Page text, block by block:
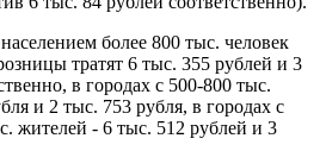
более 800 тыс. человек
тратят 6 тыс. 355 рублей и 3
в городах с 500-800 тыс.
и 2 тыс. 753 рубля, в городах с
жителей - 6 тыс. 512 рублей и 3